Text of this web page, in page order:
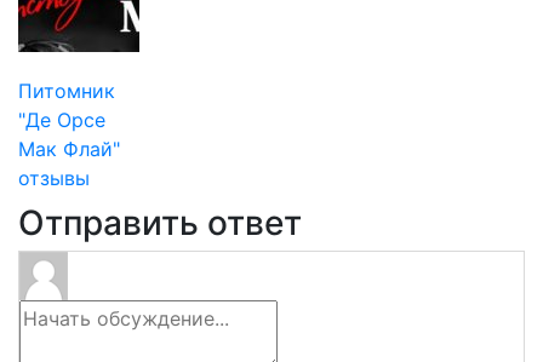
Питомник
"Де Орсе
Мак Флай"
отзывы
Отправить ответ